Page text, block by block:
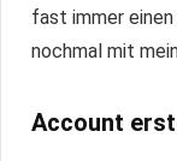
fast immer
nochmal mit
Account